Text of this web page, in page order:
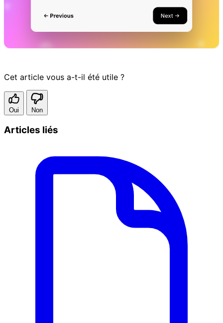
Cet article vous a-t-il été utile ?
Oui Non
Articles liés